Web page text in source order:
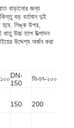
বাড়ানোর জন্য
বড় বর্তমান দুই
হবে. লিঙ্ক উপর,
ধাতু উচ্চ তাপ উত্পাদন
উদ্দেশ্য অর্জন করা
DN-
150
ডিএন-২০০
150
200